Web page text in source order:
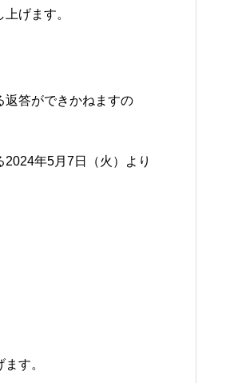
げます。
返答ができかねますの
年5月7日（火）より
す。